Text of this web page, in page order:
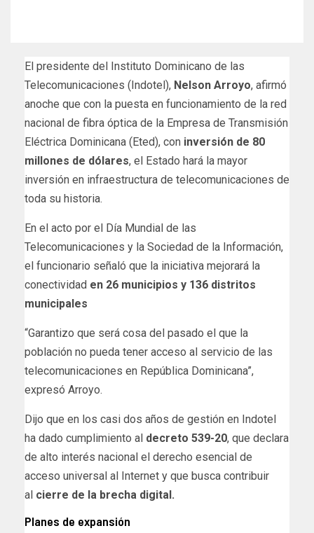
El presidente del Instituto Dominicano de las
Telecomunicaciones (Indotel), Nelson Arroyo, afirmó
anoche que con la puesta en funcionamiento de la red
nacional de fibra óptica de la Empresa de Transmisión
Eléctrica Dominicana (Eted), con inversión de 80
millones de dólares, el Estado hará la mayor
inversión en infraestructura de telecomunicaciones de
toda su historia.
En el acto por el Día Mundial de las
Telecomunicaciones y la Sociedad de la Información,
el funcionario señaló que la iniciativa mejorará la
conectividad en 26 municipios y 136 distritos
municipales
“Garantizo que será cosa del pasado el que la
población no pueda tener acceso al servicio de las
telecomunicaciones en República Dominicana”,
expresó Arroyo.
Dijo que en los casi dos años de gestión en Indotel
ha dado cumplimiento al decreto 539-20, que declara
de alto interés nacional el derecho esencial de
acceso universal al Internet y que busca contribuir
al cierre de la brecha digital.
Planes de expansión